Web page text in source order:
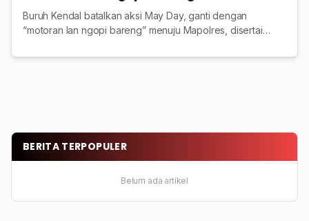
Buruh Kendal batalkan aksi May Day, ganti dengan
“motoran lan ngopi bareng” menuju Mapolres, disertai
BERITA TERPOPULER
Belum ada artikel